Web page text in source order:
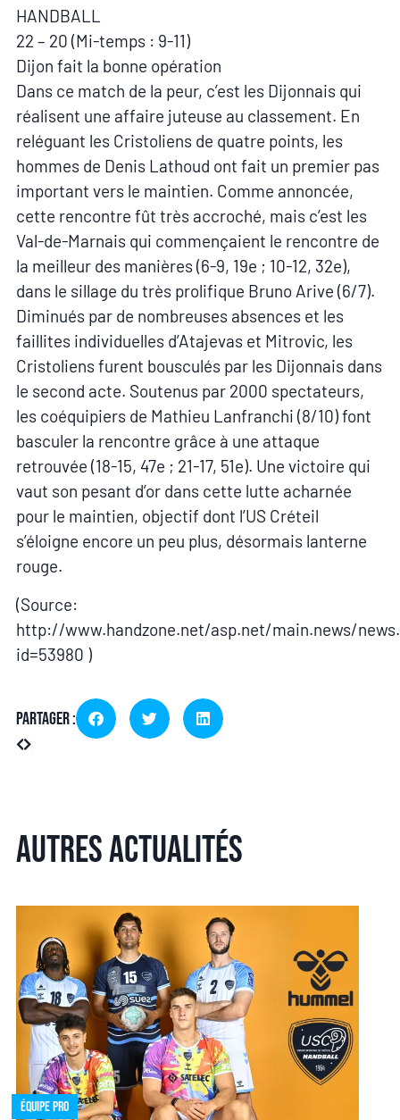
HANDBALL
22 – 20 (Mi-temps : 9-11)
Dijon fait la bonne opération
Dans ce match de la peur, c’est les Dijonnais qui
réalisent une affaire juteuse au classement. En
reléguant les Cristoliens de quatre points, les
hommes de Denis Lathoud ont fait un premier pas
important vers le maintien. Comme annoncée,
cette rencontre fût très accroché, mais c’est les
Val-de-Marnais qui commençaient le rencontre de
la meilleur des manières (6-9, 19e ; 10-12, 32e),
dans le sillage du très prolifique Bruno Arive (6/7).
Diminués par de nombreuses absences et les
faillites individuelles d’Atajevas et Mitrovic, les
Cristoliens furent bousculés par les Dijonnais dans
le second acte. Soutenus par 2000 spectateurs,
les coéquipiers de Mathieu Lanfranchi (8/10) font
basculer la rencontre grâce à une attaque
retrouvée (18-15, 47e ; 21-17, 51e). Une victoire qui
vaut son pesant d’or dans cette lutte acharnée
pour le maintien, objectif dont l’US Créteil
s’éloigne encore un peu plus, désormais lanterne
rouge.
(Source:
http://www.handzone.net/asp.net/main.news/
id=53980 )
Partager :
Autres actualités
Équipe pro